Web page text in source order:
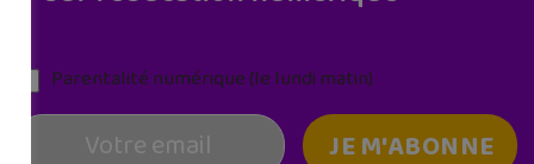
Parentalité numérique (le lundi matin)